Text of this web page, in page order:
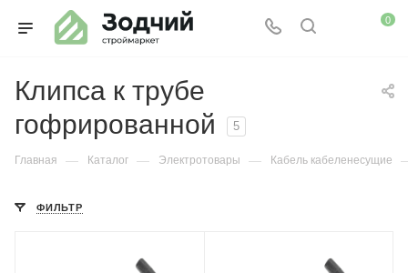
0
Клипса к трубе
гофрированной
5
Главная — Каталог — Электротовары — Кабель кабеленесущие
ФИЛЬТР